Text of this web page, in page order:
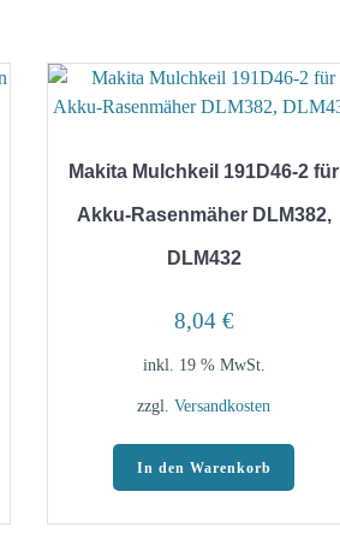
Makita Mulchkeil 191D46-2 für
Akku-Rasenmäher DLM382,
DLM432
8,04 €
inkl. 19 % MwSt.
zzgl. Versandkosten
In den Warenkorb